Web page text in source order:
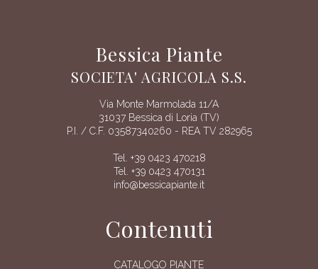
Bessica Piante
SOCIETA' AGRICOLA S.S.
Via Monte Marmolada 11/A
31037 Bessica di Loria (TV)
P.I. / C.F. 03587340260 - REA TV 282965
Tel. +39 0423 470218
Tel. +39 0423 470131
info@bessicapiante.it
Contenuti
CATALOGO PIANTE